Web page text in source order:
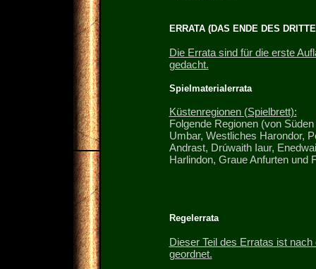
ERRATA (DAS ENDE DES
Die Errata sind für die erste
gedacht.
Spielmaterialerrata
Küstenregionen (Spielbrett):
Folgende Regionen (von
Umbar, Westliches Harondor,
Andrast, Drúwaith Iaur,
Harlindon, Graue Anfurten und
Regelerrata
Dieser Teil des Erratas ist
geordnet.